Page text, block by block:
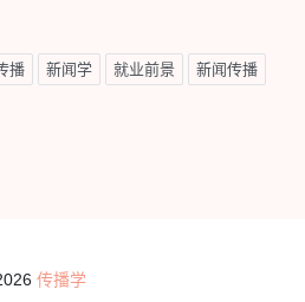
播 新闻学 就业前景 新闻传播
传播学